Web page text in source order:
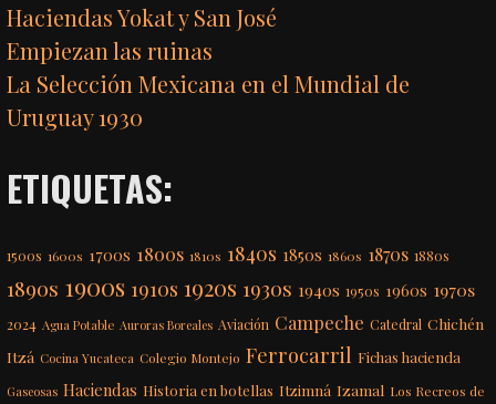
Haciendas Yokat y San José
Empiezan las ruinas
La Selección Mexicana en el Mundial de
Uruguay 1930
ETIQUETAS:
1500s 1600s 1700s 1800s 1810s 1840s 1850s 1860s 1870s 1880s
1890s 1900s 1910s 1920s 1930s 1940s 1950s 1960s 1970s
2024 Agua Potable Auroras Boreales Aviación Campeche Catedral Chichén
Itzá Cocina Yucateca Colegio Montejo Ferrocarril Fichas hacienda
Gaseosas Haciendas Historia en botellas Itzimná Izamal Los Recreos de